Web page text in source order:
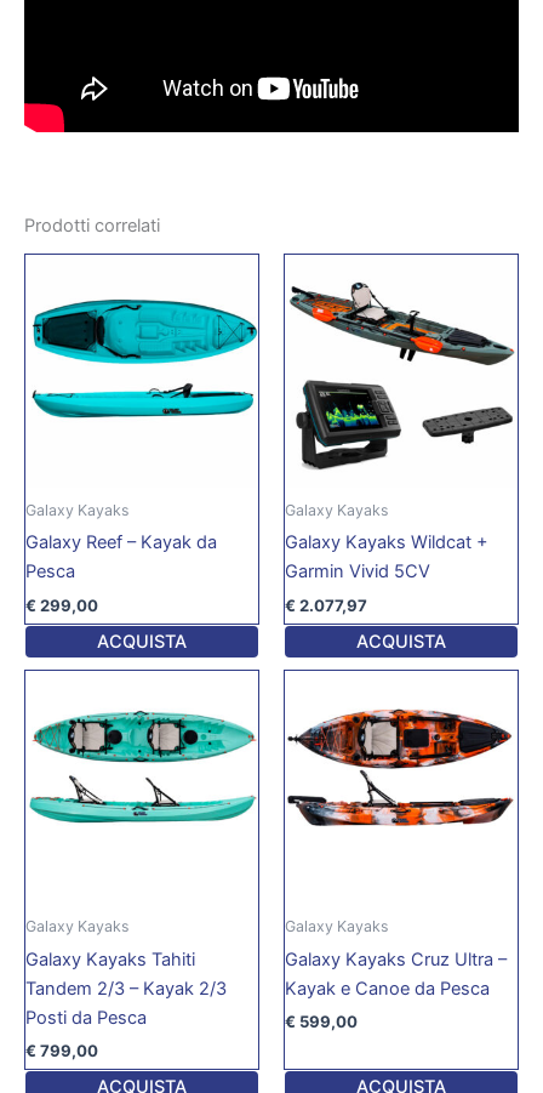
Prodotti correlati
Galaxy Kayaks
Galaxy Reef – Kayak da
Pesca
€ 299,00
ACQUISTA
Galaxy Kayaks
Galaxy Kayaks Wildcat +
Garmin Vivid 5CV
€ 2.077,97
ACQUISTA
Galaxy Kayaks
Galaxy Kayaks Tahiti
Tandem 2/3 – Kayak 2/3
Posti da Pesca
€ 799,00
ACQUISTA
Galaxy Kayaks
Galaxy Kayaks Cruz Ultra –
Kayak e Canoe da Pesca
€ 599,00
ACQUISTA